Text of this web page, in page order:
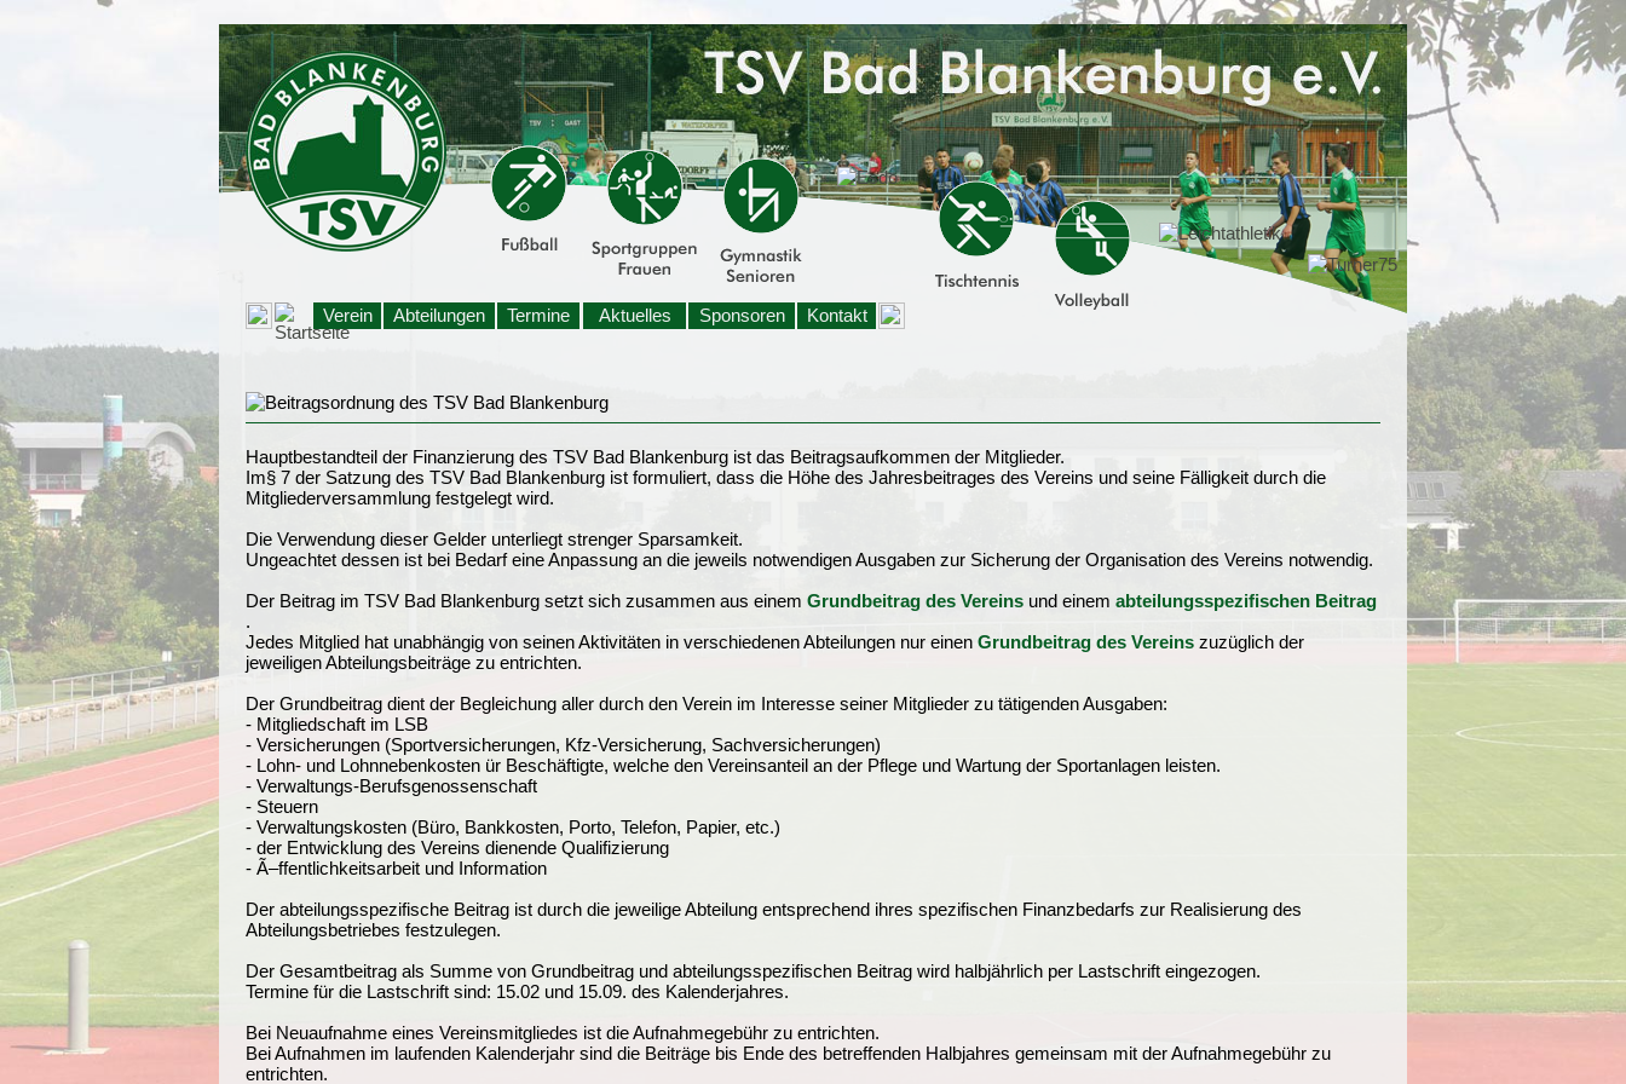
Verein Abteilungen Termine Aktuelles Sponsoren Kontakt
Hauptbestandteil der Finanzierung des TSV Bad Blankenburg ist das Beitragsaufkommen der Mitglieder.
Im§ 7 der Satzung des TSV Bad Blankenburg ist formuliert, dass die Höhe des Jahresbeitrages des Vereins und seine Fälligkeit durch die
Mitgliederversammlung festgelegt wird.
Die Verwendung dieser Gelder unterliegt strenger Sparsamkeit.
Ungeachtet dessen ist bei Bedarf eine Anpassung an die jeweils notwendigen Ausgaben zur Sicherung der Organisation des Vereins notwendig.
Der Beitrag im TSV Bad Blankenburg setzt sich zusammen aus einem Grundbeitrag des Vereins und einem abteilungsspezifischen Beitrag
.
Jedes Mitglied hat unabhängig von seinen Aktivitäten in verschiedenen Abteilungen nur einen Grundbeitrag des Vereins zuzüglich der
jeweiligen Abteilungsbeiträge zu entrichten.
Der Grundbeitrag dient der Begleichung aller durch den Verein im Interesse seiner Mitglieder zu tätigenden Ausgaben:
- Mitgliedschaft im LSB
- Versicherungen (Sportversicherungen, Kfz-Versicherung, Sachversicherungen)
- Lohn- und Lohnnebenkosten ür Beschäftigte, welche den Vereinsanteil an der Pflege und Wartung der Sportanlagen leisten.
- Verwaltungs-Berufsgenossenschaft
- Steuern
- Verwaltungskosten (Büro, Bankkosten, Porto, Telefon, Papier, etc.)
- der Entwicklung des Vereins dienende Qualifizierung
- Ã–ffentlichkeitsarbeit und Information
Der abteilungsspezifische Beitrag ist durch die jeweilige Abteilung entsprechend ihres spezifischen Finanzbedarfs zur Realisierung des
Abteilungsbetriebes festzulegen.
Der Gesamtbeitrag als Summe von Grundbeitrag und abteilungsspezifischen Beitrag wird halbjährlich per Lastschrift eingezogen.
Termine für die Lastschrift sind: 15.02 und 15.09. des Kalenderjahres.
Bei Neuaufnahme eines Vereinsmitgliedes ist die Aufnahmegebühr zu entrichten.
Bei Aufnahmen im laufenden Kalenderjahr sind die Beiträge bis Ende des betreffenden Halbjahres gemeinsam mit der Aufnahmegebühr zu
entrichten.